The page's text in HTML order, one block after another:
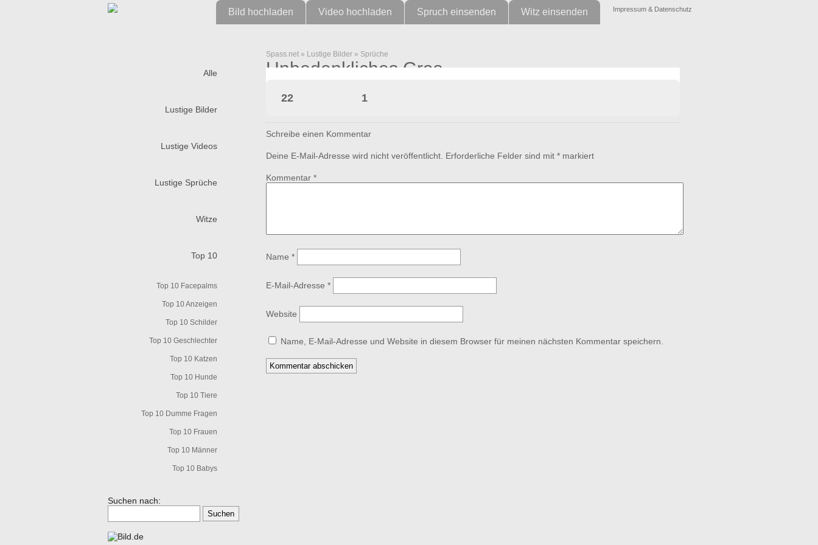
Impressum & Datenschutz
Bild hochladen Video hochladen Spruch einsenden Witz einsenden
Alle
Lustige Bilder
Lustige Videos
Lustige Sprüche
Witze
Top 10
Top 10 Facepalms
Top 10 Anzeigen
Top 10 Schilder
Top 10 Geschlechter
Top 10 Katzen
Top 10 Hunde
Top 10 Tiere
Top 10 Dumme Fragen
Top 10 Frauen
Top 10 Männer
Top 10 Babys
Suchen nach:
Spass.net » Lustige Bilder » Sprüche
Unbedenkliches Gras
22 1
Schreibe einen Kommentar
Deine E-Mail-Adresse wird nicht veröffentlicht. Erforderliche Felder sind mit * markiert
Kommentar *
Name *
E-Mail-Adresse *
Website
Name, E-Mail-Adresse und Website in diesem Browser für meinen nächsten Kommentar speichern.